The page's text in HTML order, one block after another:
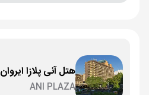
هتل آنی پلازا ایروان
ANI PLAZA